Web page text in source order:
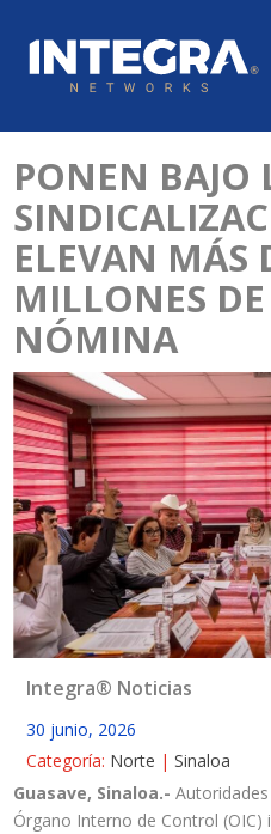
PONEN BAJO
ELEVAN MÁS
MILLONES
NÓMINA
Integra® Noticias
30 junio, 2026
Categoría: Norte |Sinaloa
Guasave, Sinaloa.-
Órgano Interno de Control (OIC)